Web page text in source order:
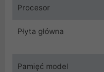
Procesor
Płyta główna
Pamięć model